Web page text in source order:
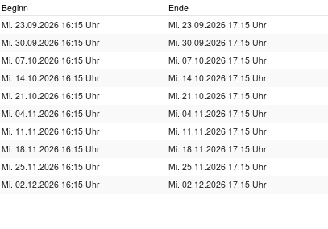
Beginn
Ende
Mi. 23.09.2026 16:15 Uhr
Mi. 23.09.2026 17:15 Uhr
Mi. 30.09.2026 16:15 Uhr
Mi. 30.09.2026 17:15 Uhr
Mi. 07.10.2026 16:15 Uhr
Mi. 07.10.2026 17:15 Uhr
Mi. 14.10.2026 16:15 Uhr
Mi. 14.10.2026 17:15 Uhr
Mi. 21.10.2026 16:15 Uhr
Mi. 21.10.2026 17:15 Uhr
Mi. 04.11.2026 16:15 Uhr
Mi. 04.11.2026 17:15 Uhr
Mi. 11.11.2026 16:15 Uhr
Mi. 11.11.2026 17:15 Uhr
Mi. 18.11.2026 16:15 Uhr
Mi. 18.11.2026 17:15 Uhr
Mi. 25.11.2026 16:15 Uhr
Mi. 25.11.2026 17:15 Uhr
Mi. 02.12.2026 16:15 Uhr
Mi. 02.12.2026 17:15 Uhr